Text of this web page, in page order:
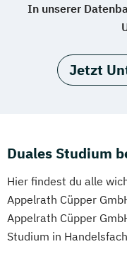
In unserer
Jetzt
Duales Studium
Hier findest du alle
Appelrath Cüpper
Appelrath Cüpper
Studium in